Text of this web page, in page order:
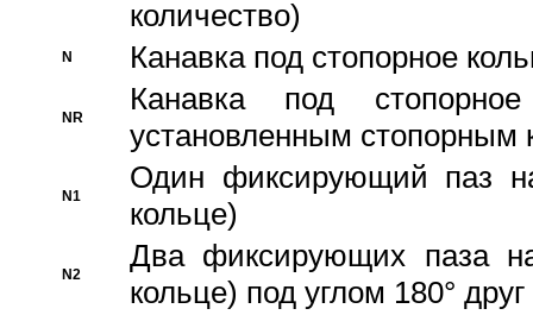
количество)
N Канавка под стопорное
NR
Канавка под
установленным стопорным
N1
Один фиксирующий паз
кольце)
N2
Два фиксирующих паза
кольце) под углом 180° друг